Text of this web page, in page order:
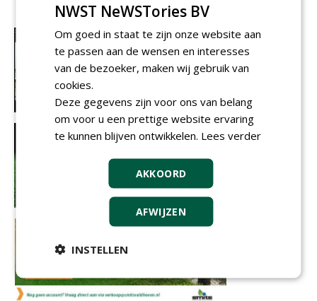
NWST NeWSTories BV
Om goed in staat te zijn onze website aan
te passen aan de wensen en interesses
van de bezoeker, maken wij gebruik van
cookies.
Deze gegevens zijn voor ons van belang
om voor u een prettige website ervaring
te kunnen blijven ontwikkelen. Lees verder
AKKOORD
AFWIJZEN
INSTELLEN